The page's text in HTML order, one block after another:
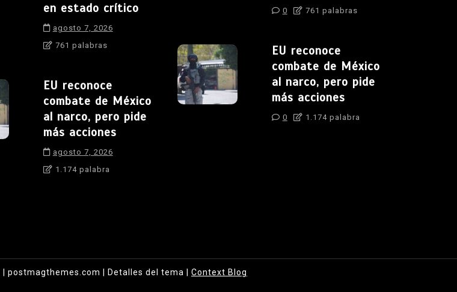
en estado crítico
agosto 7, 2026
761 palabras
EU reconoce
combate de México
al narco, pero pide
más acciones
agosto 7, 2026
1.174 palabra
0 761 palabras
EU reconoce
combate de México
al narco, pero pide
más acciones
0 1.174 palabra
postmagthemes.com Detalles del tema Context Blog